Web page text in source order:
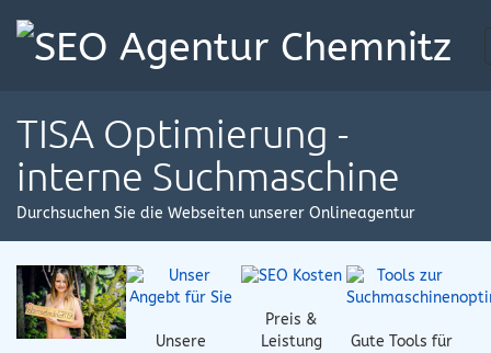
TISA Optimierung -
interne Suchmaschine
Durchsuchen Sie die Webseiten unserer Onlineagentur
Unsere
Preis &
Leistung
Gute Tools für